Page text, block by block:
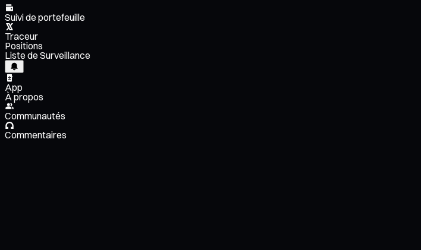
Suivi de portefeuille
Traceur
Positions
Liste de Surveillance
App
À propos
Communautés
Commentaires